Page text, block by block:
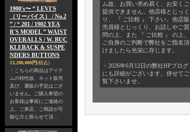
1900's〜 “ LEVI'S
（リーバイス） / No.2
” / “ 201 / 1902 YEA
R'S MODEL ” WAIST
OVERALLS / W. BUC
KLEBACK & SUSPE
NDERS BUTTONS
13,200,000円(税込)
・こちらの商品はアイテ
ムの特性故、ネット販売
及び、通販の予定はござ
いません。ご購入希望の
お客様は事前にご連絡の
上、ご来店、ご商談が可
能な方と限らせて頂…
ム故、お買い求め易く、お安くご
提供できません。他店様とじっく
り、 『 ご比較 』 下さい。他店販
売員様とじっくり、お話しやご質
問の上、また 『 ご比較 』 の上、
ご自身のご判断で弊社をご指名頂
けましたら光栄に存じます。
・2026年6月12日の弊社HPブログ
にも詳細がございます。併せてご
覧下さいませ。